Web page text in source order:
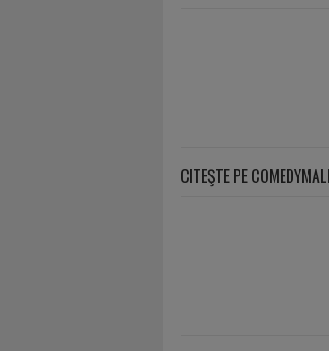
CITEŞTE PE